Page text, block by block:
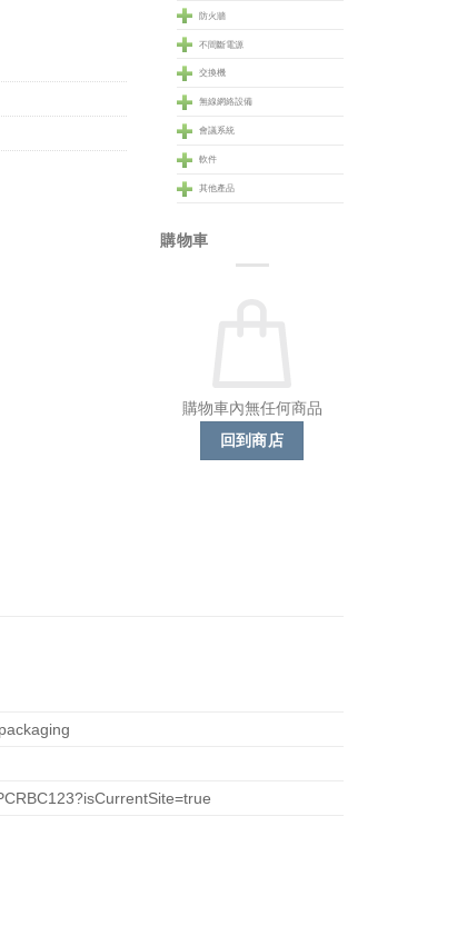
防火牆
不間斷電源
交換機
無線網絡設備
會議系統
軟件
其他產品
購物車
購物車內無任何商品
回到商店